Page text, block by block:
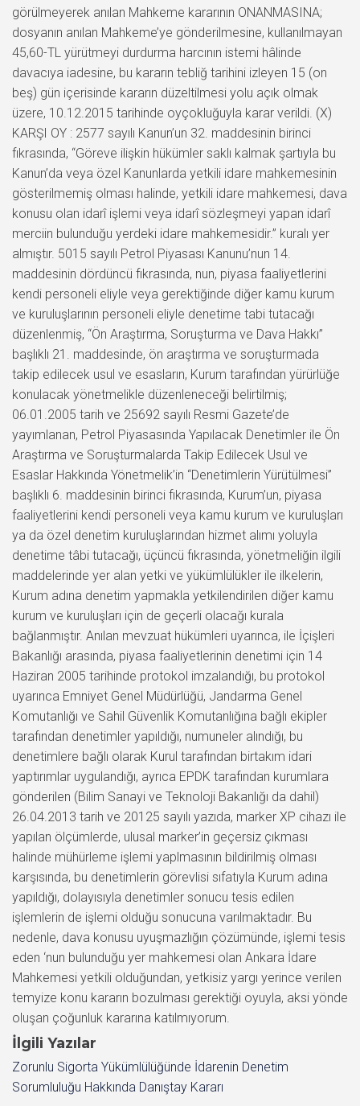
görülmeyerek anılan Mahkeme kararının ONANMASINA;
dosyanın anılan Mahkeme’ye gönderilmesine, kullanılmayan
45,60-TL yürütmeyi durdurma harcının istemi hâlinde
davacıya iadesine, bu kararın tebliğ tarihini izleyen 15 (on
beş) gün içerisinde kararın düzeltilmesi yolu açık olmak
üzere, 10.12.2015 tarihinde oyçokluğuyla karar verildi. (X)
KARŞI OY : 2577 sayılı Kanun’un 32. maddesinin birinci
fıkrasında, “Göreve ilişkin hükümler saklı kalmak şartıyla bu
Kanun’da veya özel Kanunlarda yetkili idare mahkemesinin
gösterilmemiş olması halinde, yetkili idare mahkemesi, dava
konusu olan idarî işlemi veya idarî sözleşmeyi yapan idarî
merciin bulunduğu yerdeki idare mahkemesidir.” kuralı yer
almıştır. 5015 sayılı Petrol Piyasası Kanunu’nun 14.
maddesinin dördüncü fıkrasında, nun, piyasa faaliyetlerini
kendi personeli eliyle veya gerektiğinde diğer kamu kurum
ve kuruluşlarının personeli eliyle denetime tabi tutacağı
düzenlenmiş, “Ön Araştırma, Soruşturma ve Dava Hakkı”
başlıklı 21. maddesinde, ön araştırma ve soruşturmada
takip edilecek usul ve esasların, Kurum tarafından yürürlüğe
konulacak yönetmelikle düzenleneceği belirtilmiş;
06.01.2005 tarih ve 25692 sayılı Resmi Gazete’de
yayımlanan, Petrol Piyasasında Yapılacak Denetimler ile Ön
Araştırma ve Soruşturmalarda Takip Edilecek Usul ve
Esaslar Hakkında Yönetmelik’in “Denetimlerin Yürütülmesi”
başlıklı 6. maddesinin birinci fıkrasında, Kurum’un, piyasa
faaliyetlerini kendi personeli veya kamu kurum ve kuruluşları
ya da özel denetim kuruluşlarından hizmet alımı yoluyla
denetime tâbi tutacağı, üçüncü fıkrasında, yönetmeliğin ilgili
maddelerinde yer alan yetki ve yükümlülükler ile ilkelerin,
Kurum adına denetim yapmakla yetkilendirilen diğer kamu
kurum ve kuruluşları için de geçerli olacağı kurala
bağlanmıştır. Anılan mevzuat hükümleri uyarınca, ile İçişleri
Bakanlığı arasında, piyasa faaliyetlerinin denetimi için 14
Haziran 2005 tarihinde protokol imzalandığı, bu protokol
uyarınca Emniyet Genel Müdürlüğü, Jandarma Genel
Komutanlığı ve Sahil Güvenlik Komutanlığına bağlı ekipler
tarafından denetimler yapıldığı, numuneler alındığı, bu
denetimlere bağlı olarak Kurul tarafından birtakım idari
yaptırımlar uygulandığı, ayrıca EPDK tarafından kurumlara
gönderilen (Bilim Sanayi ve Teknoloji Bakanlığı da dahil)
26.04.2013 tarih ve 20125 sayılı yazıda, marker XP cihazı ile
yapılan ölçümlerde, ulusal marker’in geçersiz çıkması
halinde mühürleme işlemi yaplmasının bildirilmiş olması
karşısında, bu denetimlerin görevlisi sıfatıyla Kurum adına
yapıldığı, dolayısıyla denetimler sonucu tesis edilen
işlemlerin de işlemi olduğu sonucuna varılmaktadır. Bu
nedenle, dava konusu uyuşmazlığın çözümünde, işlemi tesis
eden ‘nun bulunduğu yer mahkemesi olan Ankara İdare
Mahkemesi yetkili olduğundan, yetkisiz yargı yerince verilen
temyize konu kararın bozulması gerektiği oyuyla, aksi yönde
oluşan çoğunluk kararına katılmıyorum.
İlgili Yazılar
Zorunlu Sigorta Yükümlülüğünde İdarenin Denetim
Sorumluluğu Hakkında Danıştay Kararı